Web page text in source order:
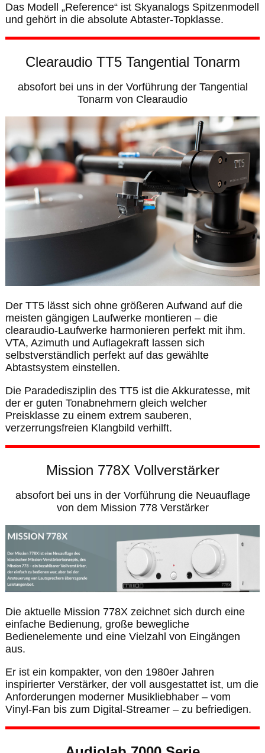
Das Modell „Reference“ ist Skyanalogs Spitzenmodell
und gehört in die absolute Abtaster-Topklasse.
Clearaudio TT5 Tangential Tonarm
absofort bei uns in der Vorführung der Tangential
Tonarm von Clearaudio
Der TT5 lässt sich ohne größeren Aufwand auf die
meisten gängigen Laufwerke montieren – die
clearaudio-Laufwerke harmonieren perfekt mit ihm.
VTA, Azimuth und Auflagekraft lassen sich
selbstverständlich perfekt auf das gewählte
Abtastsystem einstellen.
Die Paradedisziplin des TT5 ist die Akkuratesse, mit
der er guten Tonabnehmern gleich welcher
Preisklasse zu einem extrem sauberen,
verzerrungsfreien Klangbild verhilft.
Mission 778X Vollverstärker
absofort bei uns in der Vorführung die Neuauflage
von dem Mission 778 Verstärker
Die aktuelle Mission 778X zeichnet sich durch eine
einfache Bedienung, große bewegliche
Bedienelemente und eine Vielzahl von Eingängen
aus.
Er ist ein kompakter, von den 1980er Jahren
inspirierter Verstärker, der voll ausgestattet ist, um die
Anforderungen moderner Musikliebhaber – vom
Vinyl-Fan bis zum Digital-Streamer ­­– zu befriedigen.